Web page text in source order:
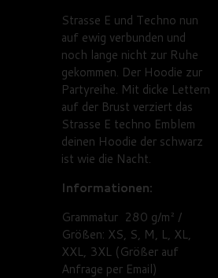
Strasse E und Techno nun
auf ewig verbunden und
noch lange nicht zur Ruhe
gekommen. Der Hoodie zur
Partyreihe. Mit dicke Lettern
auf der Brust verziert das
Strasse E techno Emblem
deinen Hoodie der schwarz
ist wie die Nacht.
Informationen:
Grammatur 280 g/m² /
Größen: XS, S, M, L, XL,
XXL, 3XL (Größer auf
Anfrage per Email)